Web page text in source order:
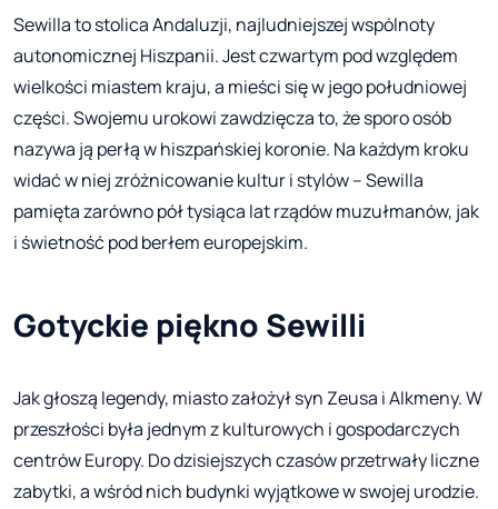
Sewilla to stolica Andaluzji, najludniejszej wspólnoty
autonomicznej Hiszpanii. Jest czwartym pod względem
wielkości miastem kraju, a mieści się w jego południowej
części. Swojemu urokowi zawdzięcza to, że sporo osób
nazywa ją perłą w hiszpańskiej koronie. Na każdym kroku
widać w niej zróżnicowanie kultur i stylów – Sewilla
pamięta zarówno pół tysiąca lat rządów muzułmanów, jak
i świetność pod berłem europejskim.
Gotyckie piękno Sewilli
Jak głoszą legendy, miasto założył syn Zeusa i Alkmeny. W
przeszłości była jednym z kulturowych i gospodarczych
centrów Europy. Do dzisiejszych czasów przetrwały liczne
zabytki, a wśród nich budynki wyjątkowe w swojej urodzie.